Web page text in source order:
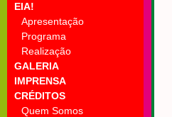
EIA!
Apresentação
Programa
Realização
GALERIA
IMPRENSA
CRÉDITOS
Quem Somos